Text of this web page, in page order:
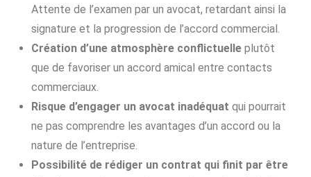
Attente de l’examen par un avocat, retardant ainsi la
signature et la progression de l’accord commercial.
Création d’une atmosphère conflictuelle plutôt
que de favoriser un accord amical entre contacts
commerciaux.
Risque d’engager un avocat inadéquat qui pourrait
ne pas comprendre les avantages d’un accord ou la
nature de l’entreprise.
Possibilité de rédiger un contrat qui finit par être